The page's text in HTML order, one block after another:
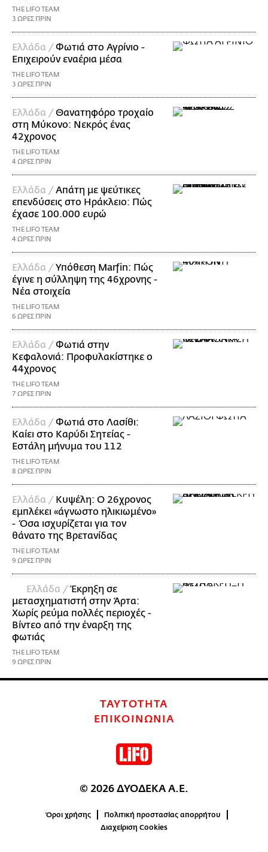
THE LIFO TEAM
3 ΩΡΕΣ ΠΡΙΝ
Ελλάδα /Φωτιά στο Αγρίνιο -
Επιχειρούν εναέρια μέσα
THE LIFO TEAM
3 ΩΡΕΣ ΠΡΙΝ
Ελλάδα /Θανατηφόρο τροχαίο
στη Μύκονο: Νεκρός ένας
42χρονος
THE LIFO TEAM
4 ΩΡΕΣ ΠΡΙΝ
Ελλάδα /Απάτη με ψεύτικες
επενδύσεις στο Ηράκλειο: Πώς
έχασε 100.000 ευρώ
THE LIFO TEAM
4 ΩΡΕΣ ΠΡΙΝ
Ελλάδα /Υπόθεση Marfin: Πώς
έγινε η σύλληψη της 46χρονης -
Νέα στοιχεία
THE LIFO TEAM
6 ΩΡΕΣ ΠΡΙΝ
Ελλάδα /Φωτιά στην
Κεφαλονιά: Προφυλακίστηκε ο
44χρονος
THE LIFO TEAM
7 ΩΡΕΣ ΠΡΙΝ
Ελλάδα /Φωτιά στο Λασίθι:
Καίει στο Καρύδι Σητείας -
Εστάλη μήνυμα του 112
THE LIFO TEAM
8 ΩΡΕΣ ΠΡΙΝ
Ελλάδα / Κυψέλη: Ο 26χρονος
εμπλέκει «άγνωστο ηλικιωμένο»
- Όσα ισχυρίζεται για τον
θάνατο της Βρετανίδας
THE LIFO TEAM
9 ΩΡΕΣ ΠΡΙΝ
Ελλάδα /Έκρηξη σε
μετασχηματιστή στην Άρτα:
Χωρίς ρεύμα πολλές περιοχές -
Βίντεο από την έναρξη της
φωτιάς
THE LIFO TEAM
9 ΩΡΕΣ ΠΡΙΝ
ΤΑΥΤΟΤΗΤΑ
ΕΠΙΚΟΙΝΩΝΙΑ
© 2026 ΔΥΟΔΕΚΑ Α.Ε.
Όροι χρήσης
Πολιτική προστασίας απορρήτου
Διαχείριση Cookies